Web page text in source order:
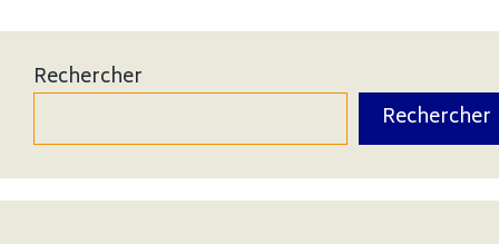
Rechercher
Rechercher